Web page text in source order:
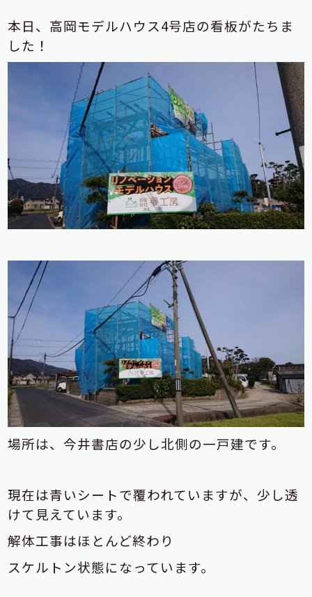
本日、高岡モデルハウス4号店の看板がたちま
した！
場所は、今井書店の少し北側の一戸建です。
現在は青いシートで覆われていますが、少し透
けて見えています。
解体工事はほとんど終わり
スケルトン状態になっています。